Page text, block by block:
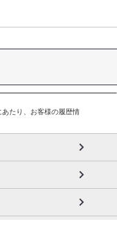
たり、お客様の履歴情